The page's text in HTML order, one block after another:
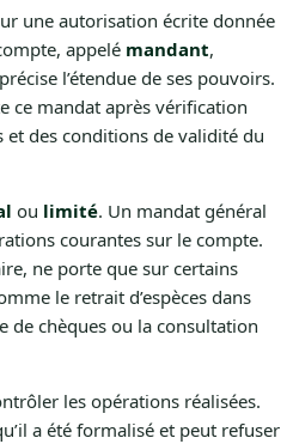
une autorisation écrite donnée
appelé mandant,
l’étendue de ses pouvoirs.
ce mandat après vérification
et des conditions de validité du
ou limité. Un mandat général
courantes sur le compte.
ne porte que sur certains
le retrait d’espèces dans
de chèques ou la consultation
les opérations réalisées.
a été formalisé et peut refuser